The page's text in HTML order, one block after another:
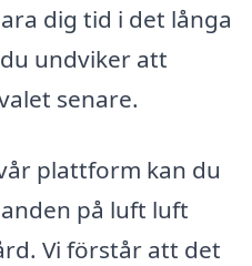
dig tid i det långa
undviker att
senare.
plattform kan du
på luft luft
Vi förstår att det